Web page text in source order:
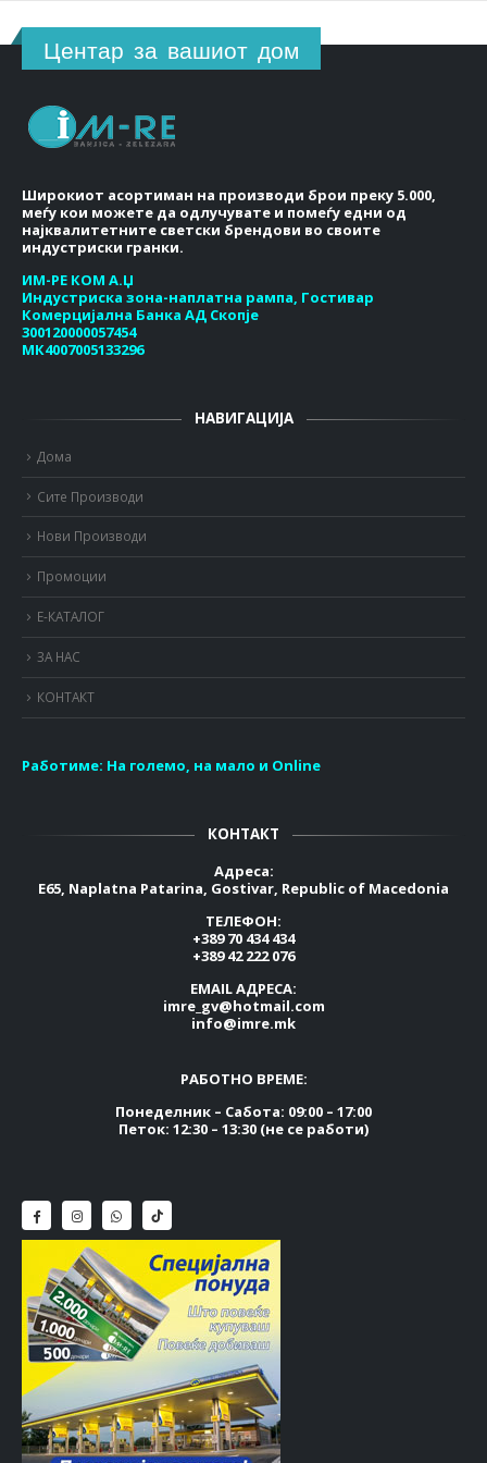
Центар за вашиот дом
Широкиот асортиман на производи брои преку 5.000,
меѓу кои можете да одлучувате и помеѓу едни од
најквалитетните светски брендови во своите
индустриски гранки.
ИМ-РЕ КОМ А.Џ
Индустриска зона-наплатна рампа, Гостивар
Комерцијална Банка АД Скопје
300120000057454
МК4007005133296
НАВИГАЦИЈА
Дома
Сите Производи
Нови Производи
Промоции
Е-КАТАЛОГ
ЗА НАС
КОНТАКТ
Работиме: На големо, на мало и Online
КОНТАКТ
Адреса:
E65, Naplatna Patarina, Gostivar, Republic of Macedonia
ТЕЛЕФОН:
+389 70 434 434
+389 42 222 076
EMAIL АДРЕСА:
imre_gv@hotmail.com
info@imre.mk
РАБОТНО ВРЕМЕ:
Понеделник – Сабота: 09:00 – 17:00
Петок: 12:30 – 13:30 (не се работи)